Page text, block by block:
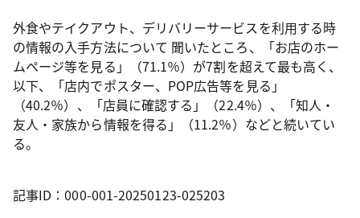
外食やテイクアウト、デリバリーサービスを利用する時
の情報の入手方法について 聞いたところ、「お店のホー
ムページ等を見る」（71.1％）が7割を超えて最も高く、
以下、「店内でポスター、POP広告等を見る」
（40.2％）、「店員に確認する」（22.4％）、「知人・
友人・家族から情報を得る」（11.2％）などと続いてい
る。
記事ID：000-001-20250123-025203